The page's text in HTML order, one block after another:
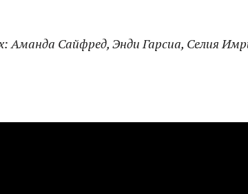
Аманда Сайфред, Энди Гарсиа, Селия